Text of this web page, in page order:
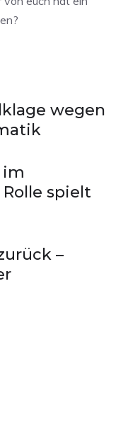
wegen
im
spielt
–